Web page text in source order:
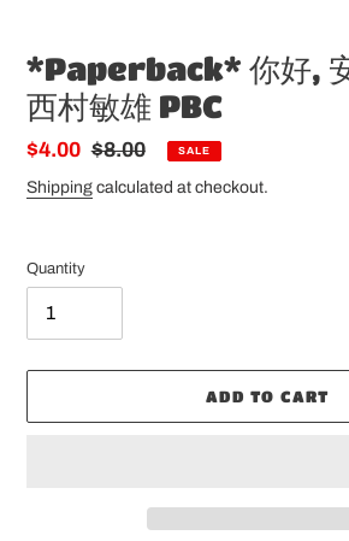
*Paperback* 你好,
西村敏雄 PBC
Sale
price
$4.00 Regular
price
$8.00 SALE
Shipping calculated at checkout.
Quantity
ADD TO CART